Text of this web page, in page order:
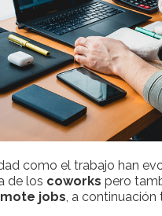
como el trabajo han
de los coworks pero
jobs , a